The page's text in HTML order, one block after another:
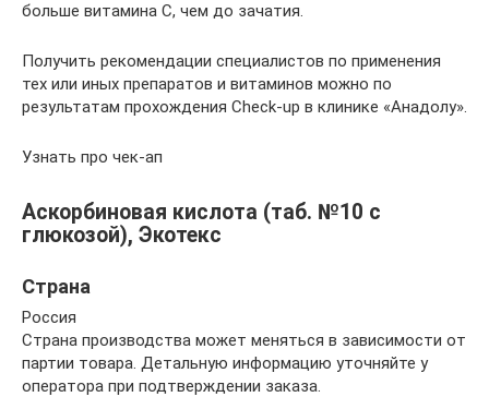
больше витамина С, чем до зачатия.
Получить рекомендации специалистов по применения
тех или иных препаратов и витаминов можно по
результатам прохождения Check-up в клинике «Анадолу».
Узнать про чек-ап
Аскорбиновая кислота (таб. №10 с
глюкозой), Экотекс
Страна
Россия
Страна производства может меняться в зависимости от
партии товара. Детальную информацию уточняйте у
оператора при подтверждении заказа.